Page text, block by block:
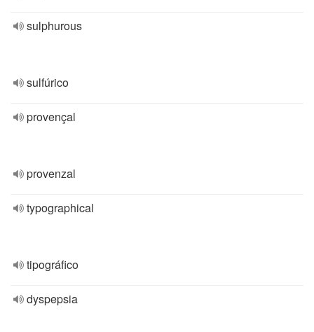
sulphurous
sulfúrico
provençal
provenzal
typographical
tipográfico
dyspepsia